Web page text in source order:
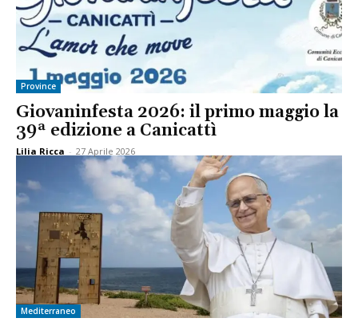
Province
Giovaninfesta 2026: il primo maggio la
39ª edizione a Canicattì
Lilia Ricca - 27 Aprile 2026
Mediterraneo